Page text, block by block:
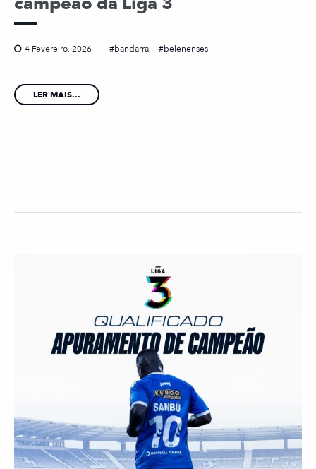
4 Fevereiro, 2026 bandarra belenenses
LER MAIS...